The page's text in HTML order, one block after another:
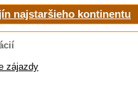
najstaršieho kontinentu
zájazdy